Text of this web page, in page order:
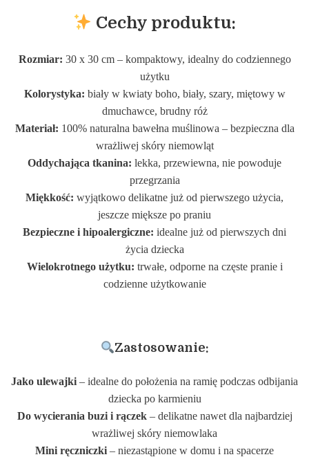
Cechy produktu:
Rozmiar: 30 x 30 cm – kompaktowy, idealny do codziennego
użytku
Kolorystyka: biały w kwiaty boho, biały, szary, miętowy w
dmuchawce, brudny róż
Materiał: 100% naturalna bawełna muślinowa – bezpieczna dla
wrażliwej skóry niemowląt
Oddychająca tkanina: lekka, przewiewna, nie powoduje
przegrzania
Miękkość: wyjątkowo delikatne już od pierwszego użycia,
jeszcze miększe po praniu
Bezpieczne i hipoalergiczne: idealne już od pierwszych dni
życia dziecka
Wielokrotnego użytku: trwałe, odporne na częste pranie i
codzienne użytkowanie
Zastosowanie:
Jako ulewajki – idealne do położenia na ramię podczas odbijania
dziecka po karmieniu
Do wycierania buzi i rączek– delikatne nawet dla najbardziej
wrażliwej skóry niemowlaka
Mini ręczniczki – niezastąpione w domu i na spacerze